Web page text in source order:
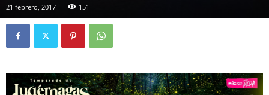
21 febrero, 2017 151